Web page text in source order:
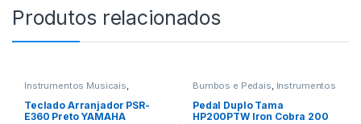
Produtos relacionados
Instrumentos Musicais,
Teclado Arranjador PSR-
E360 Preto YAMAHA
Bumbos e Pedais, Instrumentos
Percussao
Pedal Duplo Tama
HP200PTW Iron Cobra 200